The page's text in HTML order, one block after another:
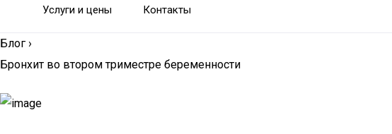
Услуги и цены Контакты
Блог ›
Бронхит во втором триместре беременности